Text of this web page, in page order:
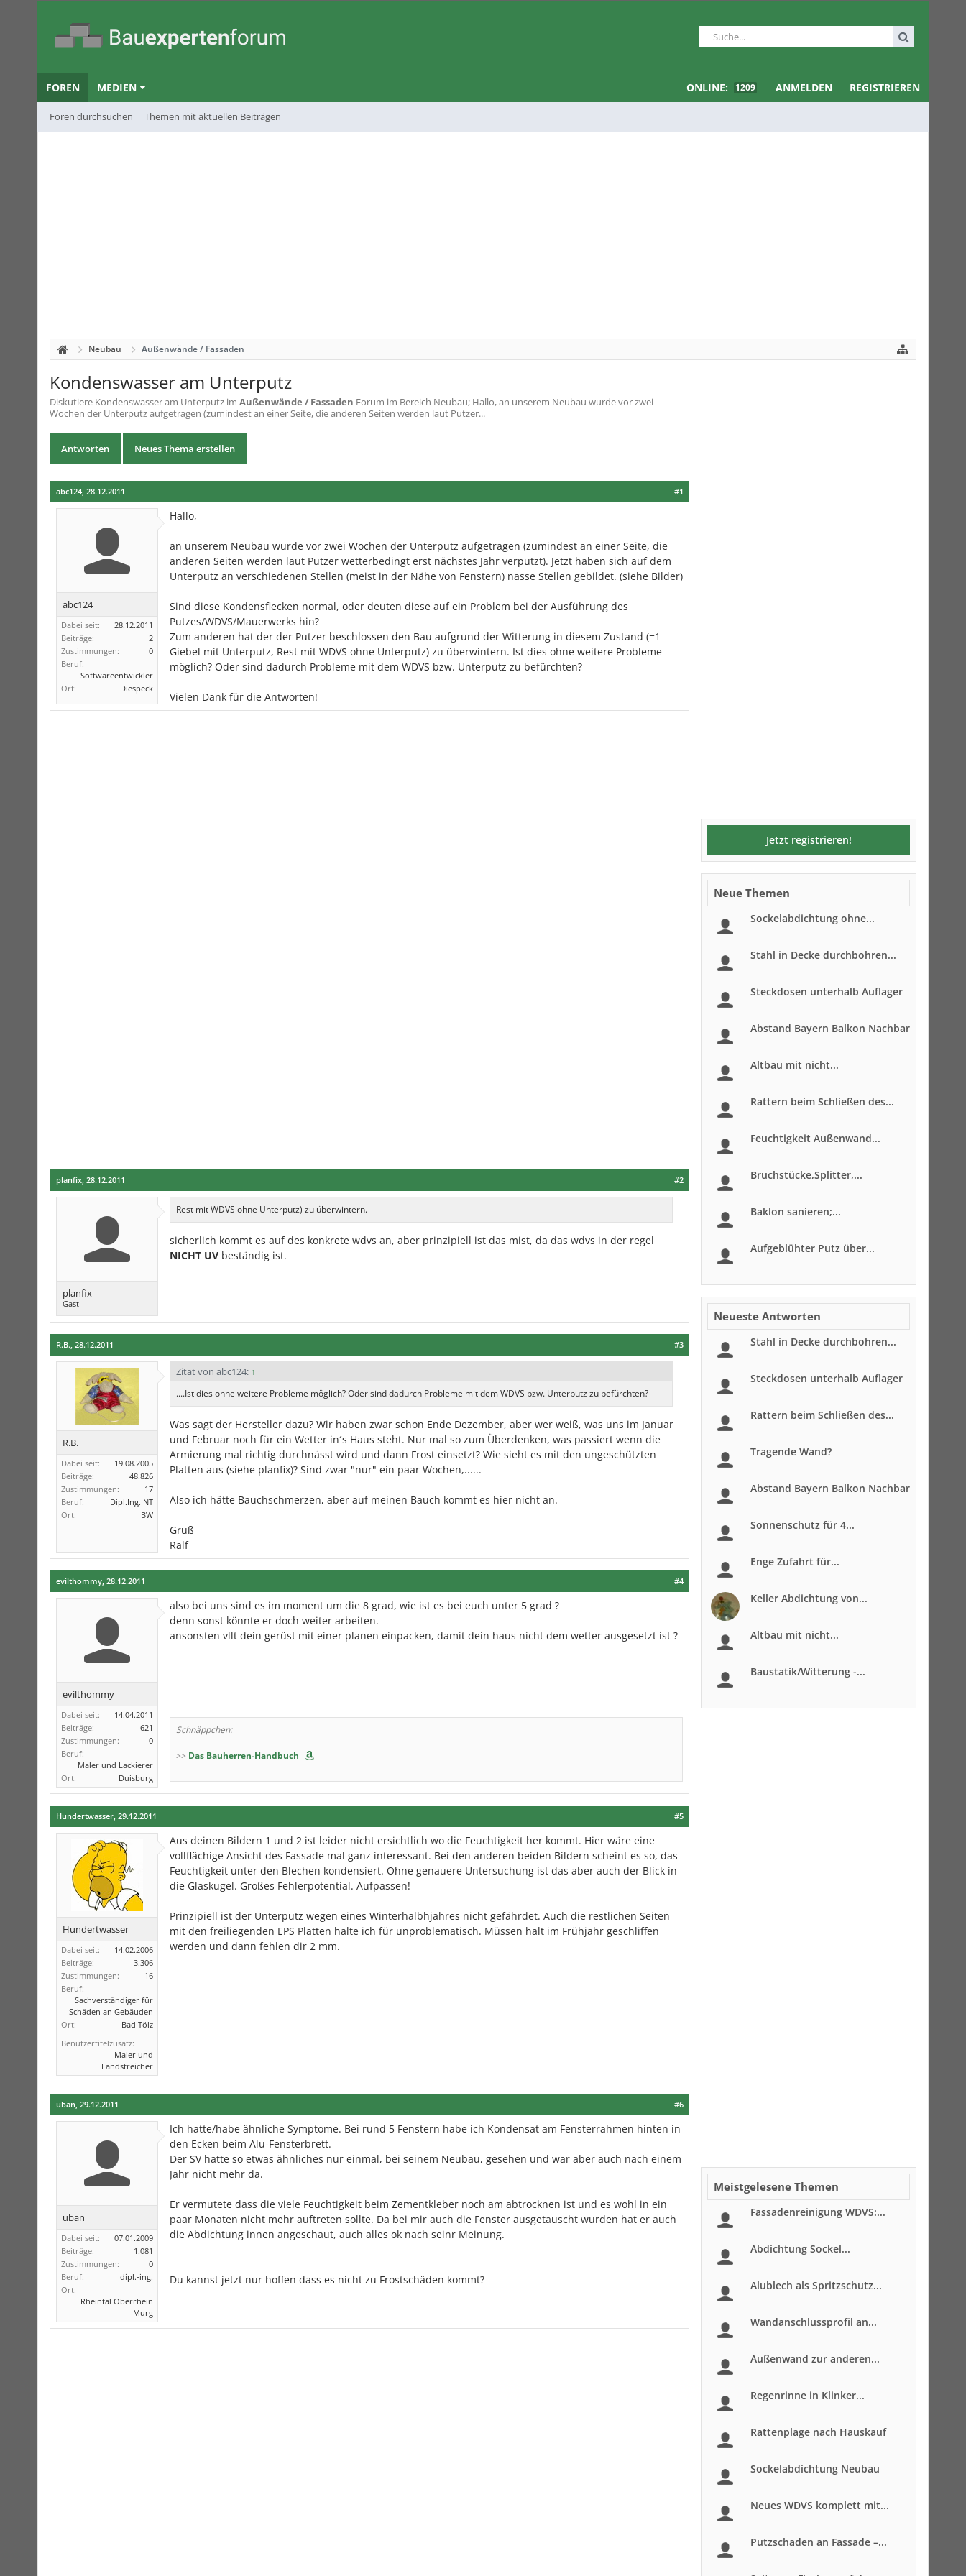
FOREN
Foren durchsuchen Themen mit aktuellen Beiträgen
MEDIEN ONLINE: 1209 ANMELDEN REGISTRIEREN
Neubau Außenwände / Fassaden
Kondenswasser am Unterputz
Diskutiere Kondenswasser am Unterputz im Außenwände / Fassaden Forum im Bereich Neubau; Hallo, an unserem Neubau wurde vor zwei
Wochen der Unterputz aufgetragen (zumindest an einer Seite, die anderen Seiten werden laut Putzer...
Antworten Neues Thema erstellen
#1
abc124, 28.12.2011
abc124
Dabei seit:
28.12.2011
Beiträge:
2
Zustimmungen:
0
Beruf:
Softwareentwickler
Ort:
Diespeck
Hallo,
an unserem Neubau wurde vor zwei Wochen der Unterputz aufgetragen (zumindest an einer Seite, die
anderen Seiten werden laut Putzer wetterbedingt erst nächstes Jahr verputzt). Jetzt haben sich auf dem
Unterputz an verschiedenen Stellen (meist in der Nähe von Fenstern) nasse Stellen gebildet. (siehe Bilder)
Sind diese Kondensflecken normal, oder deuten diese auf ein Problem bei der Ausführung des
Putzes/WDVS/Mauerwerks hin?
Zum anderen hat der der Putzer beschlossen den Bau aufgrund der Witterung in diesem Zustand (=1
Giebel mit Unterputz, Rest mit WDVS ohne Unterputz) zu überwintern. Ist dies ohne weitere Probleme
möglich? Oder sind dadurch Probleme mit dem WDVS bzw. Unterputz zu befürchten?
Vielen Dank für die Antworten!
#2
planfix, 28.12.2011
planfix
Gast
Rest mit WDVS ohne Unterputz) zu überwintern.
sicherlich kommt es auf des konkrete wdvs an, aber prinzipiell ist das mist, da das wdvs in der regel
NICHT UV beständig ist.
#3
R.B., 28.12.2011
R.B.
Dabei seit:
19.08.2005
Beiträge:
48.826
Zustimmungen:
17
Beruf:
Dipl.Ing. NT
Ort:
BW
Zitat von abc124: ↑
....Ist dies ohne weitere Probleme möglich? Oder sind dadurch Probleme mit dem WDVS bzw. Unterputz zu befürchten?
Was sagt der Hersteller dazu? Wir haben zwar schon Ende Dezember, aber wer weiß, was uns im Januar
und Februar noch für ein Wetter in´s Haus steht. Nur mal so zum Überdenken, was passiert wenn die
Armierung mal richtig durchnässt wird und dann Frost einsetzt? Wie sieht es mit den ungeschützten
Platten aus (siehe planfix)? Sind zwar "nur" ein paar Wochen,......
Also ich hätte Bauchschmerzen, aber auf meinen Bauch kommt es hier nicht an.
Gruß
Ralf
#4
evilthommy, 28.12.2011
evilthommy
Dabei seit:
14.04.2011
Beiträge:
621
Zustimmungen:
0
Beruf:
Maler und Lackierer
Ort:
Duisburg
also bei uns sind es im moment um die 8 grad, wie ist es bei euch unter 5 grad ?
denn sonst könnte er doch weiter arbeiten.
ansonsten vllt dein gerüst mit einer planen einpacken, damit dein haus nicht dem wetter ausgesetzt ist ?
Schnäppchen:
>> Das Bauherren-Handbuch
#5
Hundertwasser, 29.12.2011
Hundertwasser
Dabei seit:
14.02.2006
Beiträge:
3.306
Zustimmungen:
16
Beruf:
Sachverständiger für
Schäden an Gebäuden
Ort:
Bad Tölz
Benutzertitelzusatz:
Maler und
Landstreicher
Aus deinen Bildern 1 und 2 ist leider nicht ersichtlich wo die Feuchtigkeit her kommt. Hier wäre eine
vollflächige Ansicht des Fassade mal ganz interessant. Bei den anderen beiden Bildern scheint es so, das
Feuchtigkeit unter den Blechen kondensiert. Ohne genauere Untersuchung ist das aber auch der Blick in
die Glaskugel. Großes Fehlerpotential. Aufpassen!
Prinzipiell ist der Unterputz wegen eines Winterhalbhjahres nicht gefährdet. Auch die restlichen Seiten
mit den freiliegenden EPS Platten halte ich für unproblematisch. Müssen halt im Frühjahr geschliffen
werden und dann fehlen dir 2 mm.
#6
uban, 29.12.2011
uban
Dabei seit:
07.01.2009
Beiträge:
1.081
Zustimmungen:
0
Beruf:
dipl.-ing.
Ort:
Rheintal Oberrhein
Murg
Ich hatte/habe ähnliche Symptome. Bei rund 5 Fenstern habe ich Kondensat am Fensterrahmen hinten in
den Ecken beim Alu-Fensterbrett.
Der SV hatte so etwas ähnliches nur einmal, bei seinem Neubau, gesehen und war aber auch nach einem
Jahr nicht mehr da.
Er vermutete dass die viele Feuchtigkeit beim Zementkleber noch am abtrocknen ist und es wohl in ein
paar Monaten nicht mehr auftreten sollte. Da bei mir auch die Fenster ausgetauscht wurden hat er auch
die Abdichtung innen angeschaut, auch alles ok nach seinr Meinung.
Du kannst jetzt nur hoffen dass es nicht zu Frostschäden kommt?
Jetzt registrieren!
Neue Themen
Sockelabdichtung ohne...
Stahl in Decke durchbohren...
Steckdosen unterhalb Auflager
Abstand Bayern Balkon Nachbar
Altbau mit nicht...
Rattern beim Schließen des...
Feuchtigkeit Außenwand...
Bruchstücke,Splitter,...
Baklon sanieren;...
Aufgeblühter Putz über...
Neueste Antworten
Stahl in Decke durchbohren...
Steckdosen unterhalb Auflager
Rattern beim Schließen des...
Tragende Wand?
Abstand Bayern Balkon Nachbar
Sonnenschutz für 4...
Enge Zufahrt für...
Keller Abdichtung von...
Altbau mit nicht...
Baustatik/Witterung -...
Meistgelesene Themen
Fassadenreinigung WDVS:...
Abdichtung Sockel...
Alublech als Spritzschutz...
Wandanschlussprofil an...
Außenwand zur anderen...
Regenrinne in Klinker...
Rattenplage nach Hauskauf
Sockelabdichtung Neubau
Neues WDVS komplett mit...
Putzschaden an Fassade –...